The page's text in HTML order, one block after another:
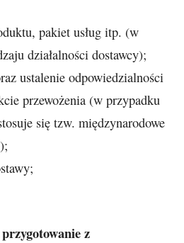
pakiet usług itp. (w
działalności dostawcy);
ustalenie odpowiedzialności
przewożenia (w przypadku
się tzw. międzynarodowe
z